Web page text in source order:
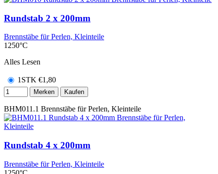
Rundstab 2 x 200mm
Brennstäbe für Perlen, Kleinteile
1250°C
Alles Lesen
1STK €1,80
Merken Kaufen
BHM011.1 Brennstäbe für Perlen, Kleinteile
Rundstab 4 x 200mm
Brennstäbe für Perlen, Kleinteile